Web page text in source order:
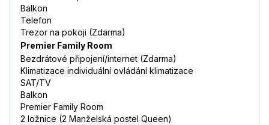
Balkon
Telefon
Trezor na pokoji (Zdarma)
Premier Family Room
Bezdrátové připojení/internet (Zdarma)
Klimatizace individuální ovládání klimatizace
SAT/TV
Balkon
Premier Family Room
2 ložnice (2 Manželská postel Queen)